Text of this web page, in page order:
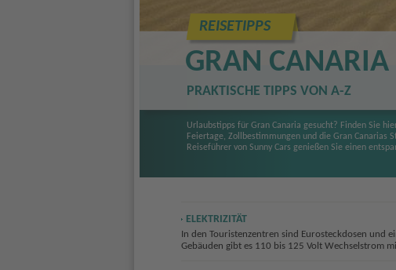
REISETIPPS
GRAN CANARIA
PRAKTISCHE TIPPS VON A-Z
Urlaubstipps für Gran Canaria gesucht? Finden Sie
Feiertage, Zollbestimmungen und die Gran Canarias
Reiseführer von Sunny Cars genießen Sie einen
ELEKTRIZITÄT
In den Touristenzentren sind Eurosteckdosen und
Gebäuden gibt es 110 bis 125 Volt Wechselstrom